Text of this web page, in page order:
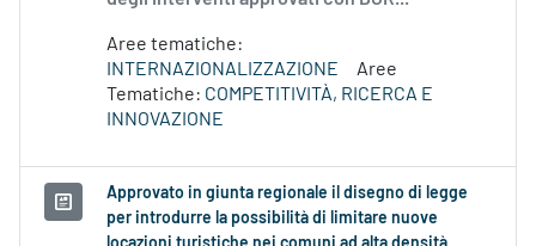
Aree tematiche:
INTERNAZIONALIZZAZIONE
Aree
Tematiche: COMPETITIVITÀ, RICERCA E
INNOVAZIONE
Approvato in giunta regionale il disegno di legge
per introdurre la possibilità di limitare nuove